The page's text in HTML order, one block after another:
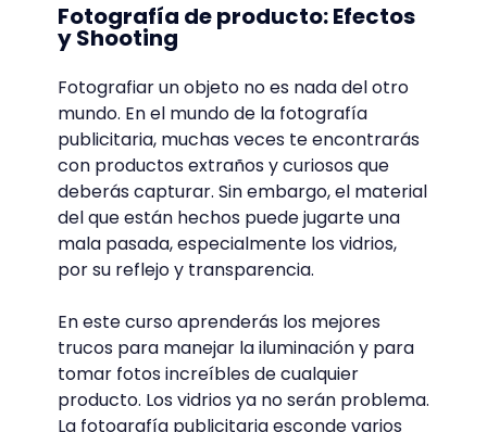
Fotografía de producto: Efectos
y Shooting
Fotografiar un objeto no es nada del otro
mundo. En el mundo de la fotografía
publicitaria, muchas veces te encontrarás
con productos extraños y curiosos que
deberás capturar. Sin embargo, el material
del que están hechos puede jugarte una
mala pasada, especialmente los vidrios,
por su reflejo y transparencia.
En este curso aprenderás los mejores
trucos para manejar la iluminación y para
tomar fotos increíbles de cualquier
producto. Los vidrios ya no serán problema.
La fotografía publicitaria esconde varios